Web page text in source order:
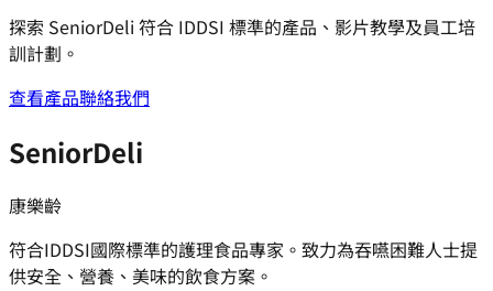
探索 SeniorDeli 符合 IDDSI 標準的產品、影片教學及員工培
訓計劃。
查看產品聯絡我們
SeniorDeli
康樂齡
符合IDDSI國際標準的護理食品專家。致力為吞嚥困難人士提
供安全、營養、美味的飲食方案。